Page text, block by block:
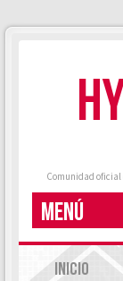
Comunidad
MENÚ
INICIO